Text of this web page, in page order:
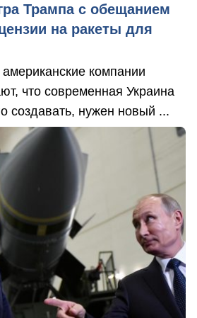
Трампа с обещанием
на ракеты для
компании
что современная Украина
создавать, нужен новый ...